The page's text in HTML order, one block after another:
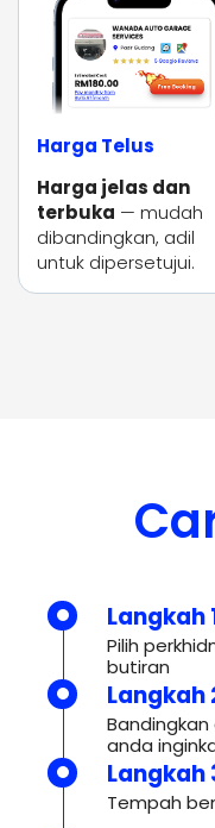
Harga Telus
Harga jelas dan
terbuka — mudah
dibandingkan, adil
untuk dipersetujui.
Langkah
Pilih
butiran
Langkah
anda
Langkah
Tempah